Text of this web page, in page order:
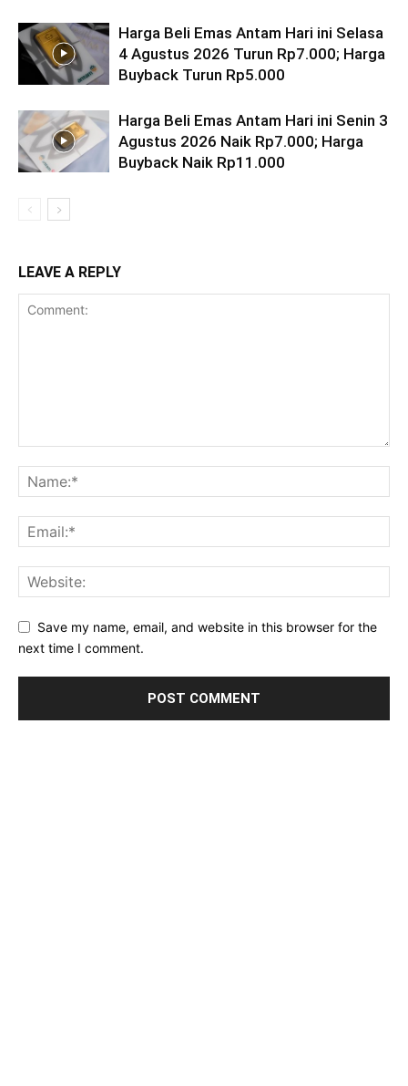
Harga Beli Emas Antam Hari ini Selasa
4 Agustus 2026 Turun Rp7.000; Harga
Buyback Turun Rp5.000
Harga Beli Emas Antam Hari ini Senin 3
Agustus 2026 Naik Rp7.000; Harga
Buyback Naik Rp11.000
LEAVE A REPLY
Save my name, email, and website in this browser for the
next time I comment.